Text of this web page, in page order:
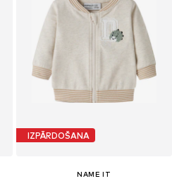
IZPĀRDOŠANA
NAME IT